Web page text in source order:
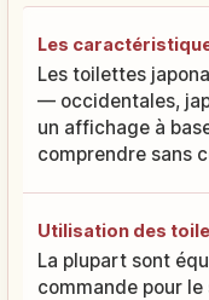
Les
Les toilettes
— occidentales,
un affichage à
comprendre sans
Utilisation des
La plupart sont
commande pour